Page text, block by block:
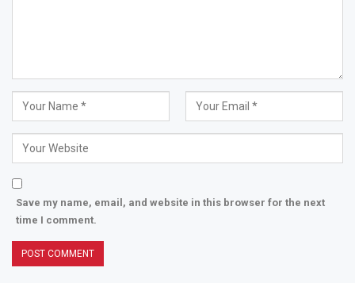
Save my name, email, and website in this browser for the next
time I comment.